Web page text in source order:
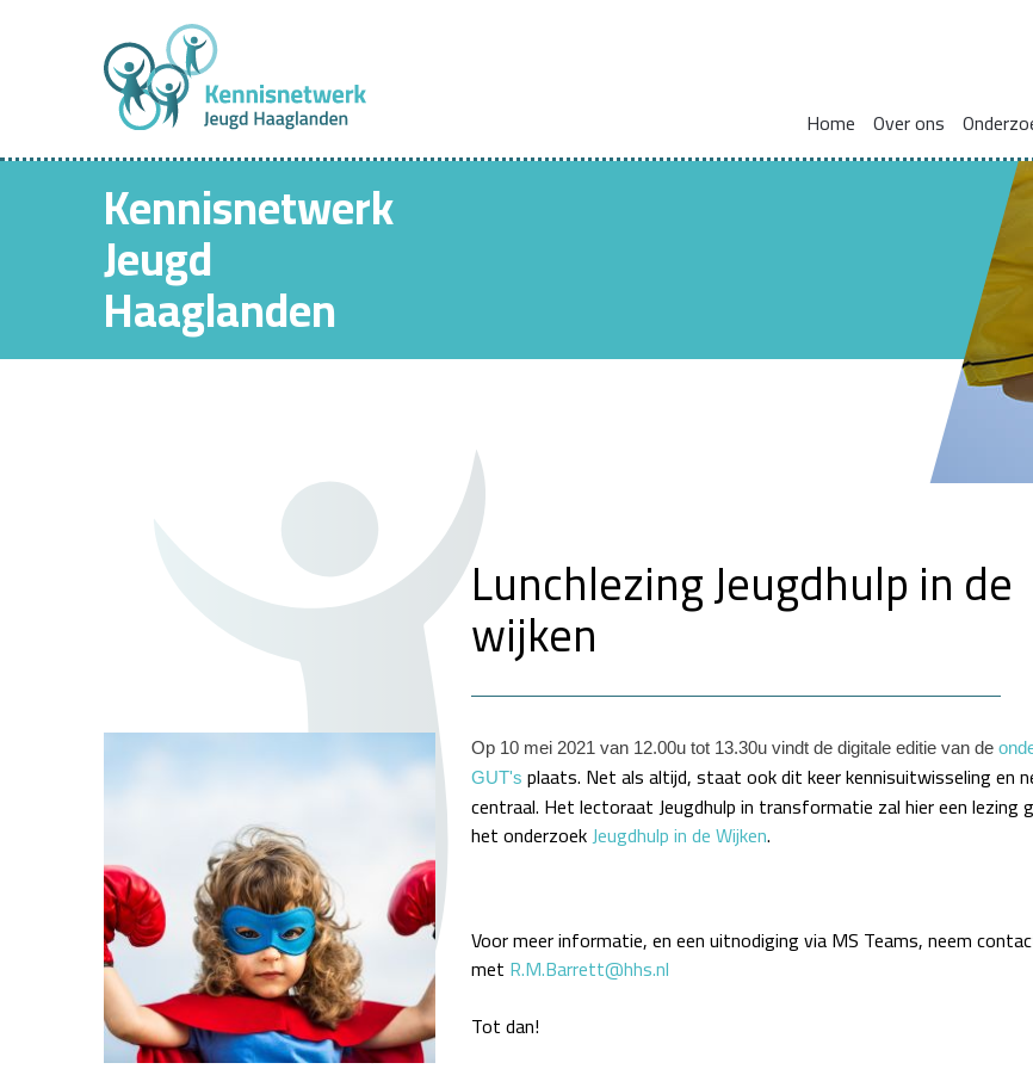
Home Over ons
Vacatures
Normaliseren en versterken pedagogische basis
HBO Skills II
Kennisnetwerk
Jeugd
Haaglanden
Lunchlezing Jeugdhulp in de
wijken
Op 10 mei 2021 van 12.00u tot 13.30u vindt de digitale editie van de
GUT's plaats. Net als altijd, staat ook dit keer kennisuitwisseling en
centraal. Het lectoraat Jeugdhulp in transformatie zal hier een lezing
het onderzoekJeugdhulp in de Wijken.
Voor meer informatie, en een uitnodiging via MS Teams, neem
met R.M.Barrett@hhs.nl
Tot dan!